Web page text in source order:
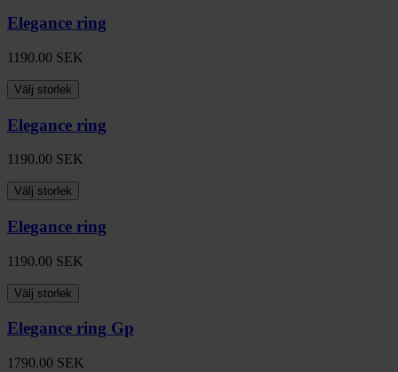
Elegance ring
1190.00 SEK
Välj storlek
Elegance ring
1190.00 SEK
Välj storlek
Elegance ring
1190.00 SEK
Välj storlek
Elegance ring Gp
1790.00 SEK